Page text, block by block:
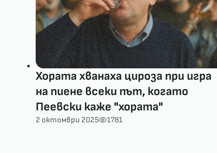
Хората хванаха цироза при игра
на пиене всеки път, когато
Пеевски каже "хората"
2 октомври 2025 1781